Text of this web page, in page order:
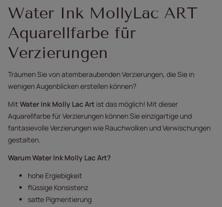
Water Ink MollyLac ART
Aquarellfarbe für
Verzierungen
Träumen Sie von atemberaubenden Verzierungen, die Sie in
wenigen Augenblicken erstellen können?
Mit Water Ink Molly Lac Art ist das möglich! Mit dieser
Aquarellfarbe für Verzierungen können Sie einzigartige und
fantasievolle Verzierungen wie Rauchwolken und Verwischungen
gestalten.
Warum Water Ink Molly Lac Art?
hohe Ergiebigkeit
flüssige Konsistenz
satte Pigmentierung